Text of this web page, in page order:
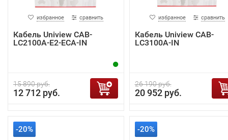
избранное сравнить
Кабель Uniview CAB-
LC2100A-E2-ECA-IN
15 890 руб.
12 712 руб.
избранное сравнить
Кабель Uniview CAB-
LC3100A-IN
26 190 руб.
20 952 руб.
-20% -20%